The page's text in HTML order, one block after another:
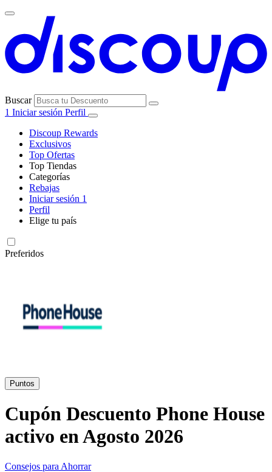
Buscar
1 Iniciar sesión Perfil
Discoup Rewards
Exclusivos
Top Ofertas
Top Tiendas
AliExpress
Amazon
Booking.com
Categorías
Electrónica e
Vacaciones y
Transporte
Rebajas
Iniciar sesión 1
Perfil
Elige tu país
Preferidos
Puntos
Cupón Descuento Phone House
activo en Agosto 2026
Consejos para Ahorrar